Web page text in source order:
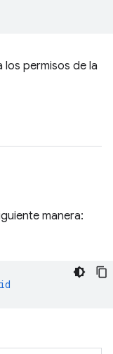
los permisos de la
manera: